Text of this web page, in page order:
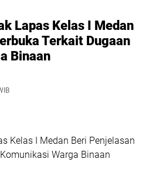
Lapas Kelas I Medan
Terkait Dugaan
Binaan
Kelas I Medan Beri Penjelasan
Warga Binaan